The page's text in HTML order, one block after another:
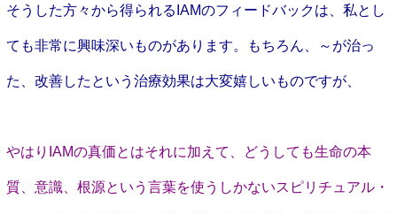
そうした方々から得られるIAMのフィードバックは、私とし
ても非常に興味深いものがあります。もちろん、～が治っ
た、改善したという治療効果は大変嬉しいものですが、
やはりIAMの真価とはそれに加えて、どうしても生命の本
質、意識、根源という言葉を使うしかないスピリチュアル・